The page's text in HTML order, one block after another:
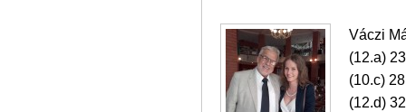
Váczi
(12.a)
(10.c)
(12.d)